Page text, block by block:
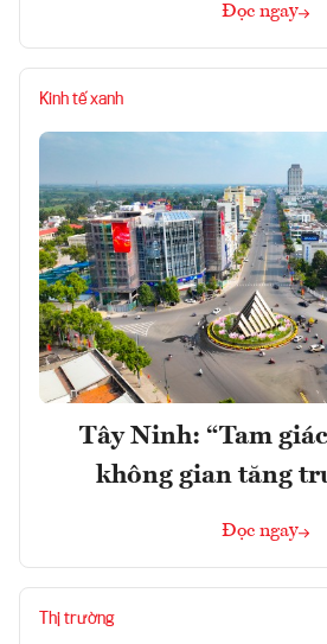
Đọc ngay
Kinh tế xanh
Tây Ninh: “Tam
không gian tăng
Đọc ngay
Thị trường